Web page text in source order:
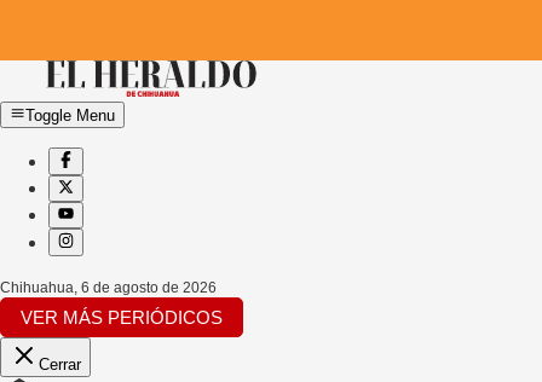
Toggle Menu
Chihuahua 6 de agosto de 2026
VER MÁS PERIÓDICOS
Cerrar